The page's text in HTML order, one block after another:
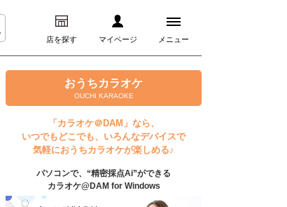
店を探す マイページ メニュー
ログイン
マイページ
プレミアムサービス
DAM★とも動画
おうちカラオケ
OUCHI KARAOKE
「カラオケ＠DAM」なら、
いつでもどこでも、いろんなデバイスで
気軽におうちカラオケが楽しめる♪
パソコンで、“精密採点Ai”ができる
カラオケ@DAM for Windows